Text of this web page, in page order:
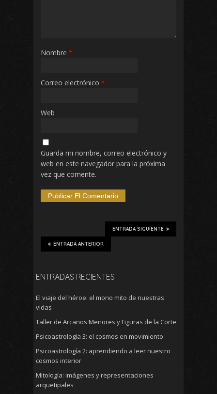
Nombre *
Correo electrónico *
Web
Guarda mi nombre, correo electrónico y
web en este navegador para la próxima
vez que comente.
ENTRADA SIGUIENTE
ENTRADA ANTERIOR
ENTRADAS RECIENTES
El viaje del héroe: el mono mito de nuestras
vidas
Taller de Arcanos Menores y Figuras de la Corte
Psicoastrología 3: el cosmos en movimiento
Psicoastrología 2: aprendiendo a leer nuestro
cosmos interior
Mitología: imágenes y representaciones
arquetipales